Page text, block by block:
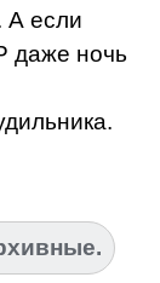
А если
даже ночь